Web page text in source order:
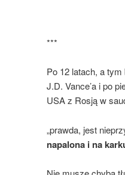
***
Po 12 latach, a
J.D. Vance’a i po
USA z Rosją w
„prawda, jest
napalona i na